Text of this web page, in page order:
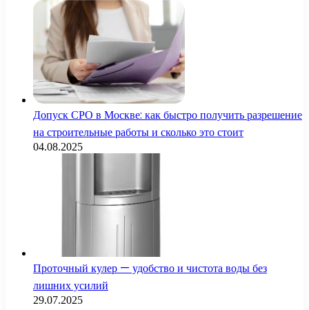
Допуск СРО в Москве: как быстро получить разрешение
на строительные работы и сколько это стоит
04.08.2025
Проточный кулер — удобство и чистота воды без
лишних усилий
29.07.2025